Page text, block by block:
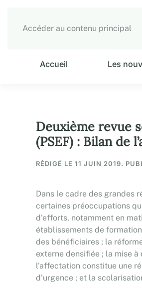
Accéder au contenu principal
Accueil Les
Deuxième revue
(PSEF) : Bilan
RÉDIGÉ LE 11 JUIN 2019.
Dans le cadre des grandes
certaines préoccupations
d'efforts, notamment en
établissements de
des bénéficiaires ; la
externe densifiée ; la mise
l'affectation constitue une
d'urgence ; et la